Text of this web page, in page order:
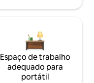
Espaço de trabalho
adequado para
portátil